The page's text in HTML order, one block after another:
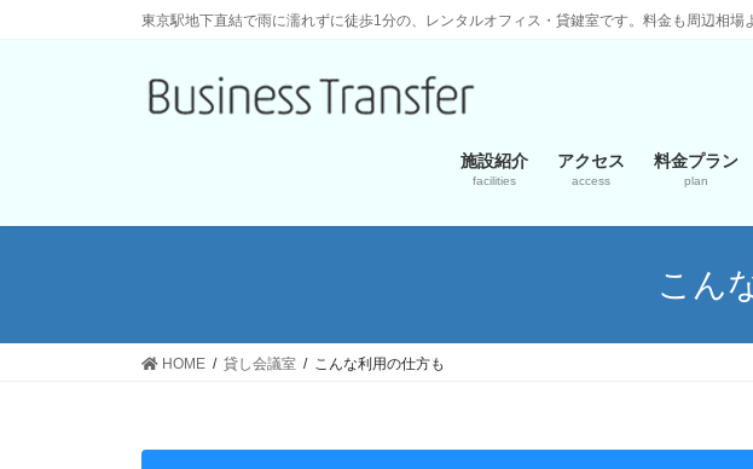
東京駅地下直結で雨に濡れずに徒歩1分の、レンタルオフィス・貸鍵室です。料金も周辺相場
施設紹介
facilities
アクセス
access
料金プラン
plan
こん
HOME 貸し会議室 こんな利用の仕方も